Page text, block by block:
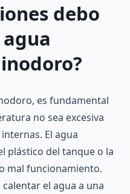
debo
es fundamental
no sea excesiva
El agua
plástico del tanque o la
mal funcionamiento.
el agua a una